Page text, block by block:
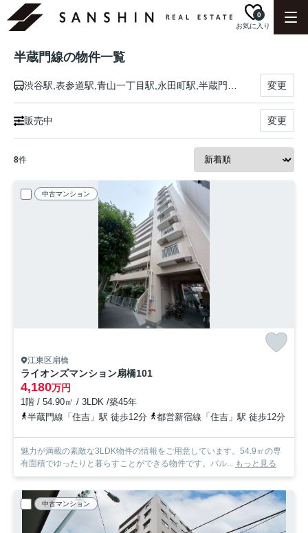
お気に入り
0
半蔵門線の物件一覧
変更
販売中 変更
8件
中古マンション
江東区扇橋
ライオンズマンション扇橋101
4,180万円
1階 / 54.90㎡ / 3LDK /築45年
半蔵門線「住吉」駅 徒歩12分
都営新宿線「住吉」駅 徒歩12分
魅力が満載の素敵な3LDK物件の情報をご用意しています。54.9㎡の専
有面積でゆったりと暮らすことができる物件です。バル... もっと見る
中古マンション